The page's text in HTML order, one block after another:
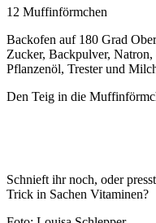
12 Muffinförmchen
Backofen auf 180 Grad
Zucker, Backpulver,
Pflanzenöl, Trester und
Den Teig in die
Schnieft ihr noch, oder
Trick in Sachen Vitaminen?